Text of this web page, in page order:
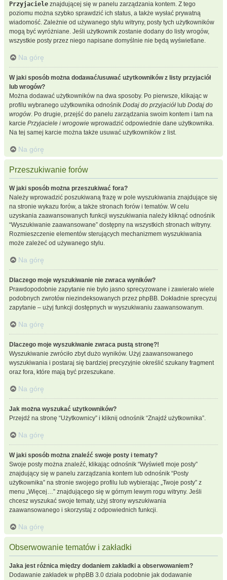
Przyjaciele znajdującej się w panelu zarządzania kontem. Z tego
poziomu można szybko sprawdzić ich status, a także wysłać prywatną
wiadomość. Zależnie od używanego stylu witryny, posty tych użytkowników
mogą być wyróżniane. Jeśli użytkownik zostanie dodany do listy wrogów,
wszystkie posty przez niego napisane domyślnie nie będą wyświetlane.
Na górę
W jaki sposób można dodawać/usuwać użytkowników z listy przyjaciół
lub wrogów?
Można dodawać użytkowników na dwa sposoby. Po pierwsze, klikając w
profilu wybranego użytkownika odnośnik Dodaj do przyjaciół lub Dodaj do
wrogów. Po drugie, przejść do panelu zarządzania swoim kontem i tam na
karcie Przyjaciele i wrogowie wprowadzić odpowiednie dane użytkownika.
Na tej samej karcie można także usuwać użytkowników z list.
Na górę
Przeszukiwanie forów
W jaki sposób można przeszukiwać fora?
Należy wprowadzić poszukiwaną frazę w pole wyszukiwania znajdujące się
na stronie wykazu forów, a także stronach forów i tematów. W celu
uzyskania zaawansowanych funkcji wyszukiwania należy kliknąć odnośnik
“Wyszukiwanie zaawansowane” dostępny na wszystkich stronach witryny.
Rozmieszczenie elementów sterujących mechanizmem wyszukiwania
może zależeć od używanego stylu.
Na górę
Dlaczego moje wyszukiwanie nie zwraca wyników?
Prawdopodobnie zapytanie nie było jasno sprecyzowane i zawierało wiele
podobnych zwrotów niezindeksowanych przez phpBB. Dokładnie sprecyzuj
zapytanie – użyj funkcji dostępnych w wyszukiwaniu zaawansowanym.
Na górę
Dlaczego moje wyszukiwanie zwraca pustą stronę?!
Wyszukiwanie zwróciło zbyt dużo wyników. Użyj zaawansowanego
wyszukiwania i postaraj się bardziej precyzyjnie określić szukany fragment
oraz fora, które mają być przeszukane.
Na górę
Jak można wyszukać użytkowników?
Przejdź na stronę “Użytkownicy” i kliknij odnośnik “Znajdź użytkownika”.
Na górę
W jaki sposób można znaleźć swoje posty i tematy?
Swoje posty można znaleźć, klikając odnośnik “Wyświetl moje posty”
znajdujący się w panelu zarządzania kontem lub odnośnik “Posty
użytkownika” na stronie swojego profilu lub wybierając „Twoje posty” z
menu „Więcej…” znajdującego się w górnym lewym rogu witryny. Jeśli
chcesz wyszukać swoje tematy, użyj strony wyszukiwania
zaawansowanego i skorzystaj z odpowiednich funkcji.
Na górę
Obserwowanie tematów i zakładki
Jaka jest różnica między dodaniem zakładki a obserwowaniem?
Dodawanie zakładek w phpBB 3.0 działa podobnie jak dodawanie